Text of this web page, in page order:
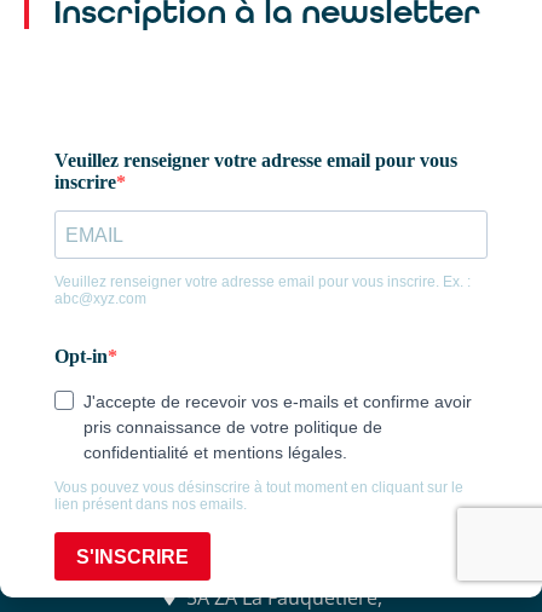
Un seul mail pour toutes nos
contact@agencealix.fr
5A ZA La Fauquetière,
Inscription à la newsletter